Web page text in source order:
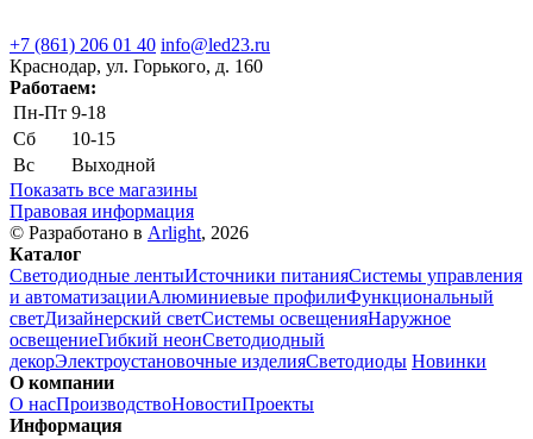
+7 (861) 206 01 40 info@led23.ru
Краснодар, ул. Горького, д. 160
Работаем:
Пн-Пт 9-18
Сб
10-15
Вс
Выходной
Показать все магазины
Правовая информация
© Разработано в Arlight, 2026
Каталог
Светодиодные лентыИсточники питанияСистемы управления
и автоматизацииАлюминиевые профилиФункциональный
светДизайнерский светСистемы освещенияНаружное
освещениеГибкий неонСветодиодный
декорЭлектроустановочные изделияСветодиоды Новинки
О компании
О насПроизводствоНовостиПроекты
Информация